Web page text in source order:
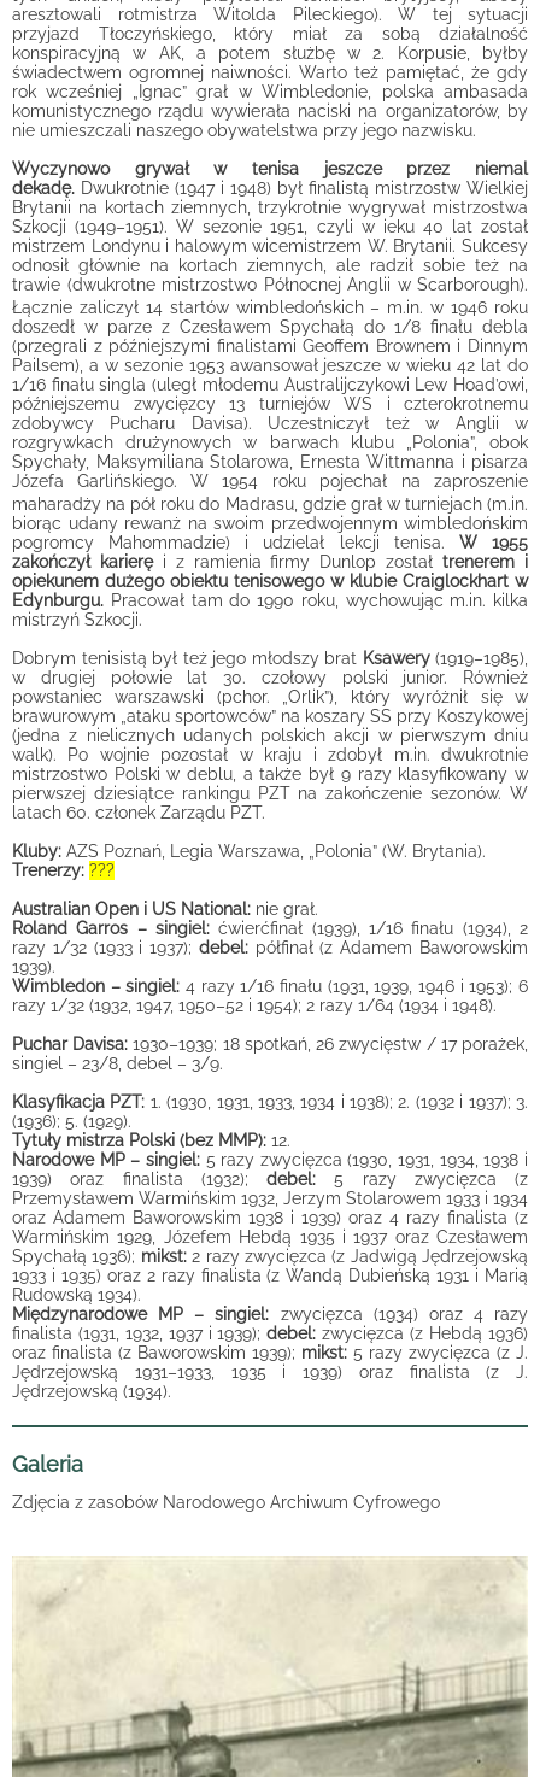
aresztowali rotmistrza Witolda Pileckiego). W tej sytuacji
przyjazd Tłoczyńskiego, który miał za sobą działalność
konspiracyjną w AK, a potem służbę w 2. Korpusie, byłby
świadectwem ogromnej naiwności. Warto też pamiętać, że gdy
rok wcześniej „Ignac” grał w Wimbledonie, polska ambasada
komunistycznego rządu wywierała naciski na organizatorów, by
nie umieszczali naszego obywatelstwa przy jego nazwisku.
Wyczynowo grywał
w tenisa jeszcze przez niemal
dekadę. Dwukrotnie (1947 i 1948) był finalistą mistrzostw Wielkiej
Brytanii na kortach ziemnych, trzykrotnie wygrywał mistrzostwa
Szkocji (1949–1951). W sezonie 1951, czyli w ieku 40 lat został
mistrzem Londynu i halowym wicemistrzem W. Brytanii. Sukcesy
odnosił głównie na kortach ziemnych, ale radził sobie też na
trawie (dwukrotne mistrzostwo Północnej Anglii w Scarborough).
Łącznie zaliczył 14 startów wimbledońskich – m.in. w 1946 roku
doszedł w parze z Czesławem Spychałą do 1/8 finału debla
(przegrali z późniejszymi finalistami Geoffem Brownem i Dinnym
Pailsem), a w sezonie 1953 awansował jeszcze w wieku 42 lat do
1/16 finału singla (uległ młodemu Australijczykowi Lew Hoad’owi,
późniejszemu zwycięzcy 13 turniejów WS i czterokrotnemu
zdobywcy Pucharu Davisa). Uczestniczył też w Anglii w
rozgrywkach drużynowych w barwach klubu „Polonia”, obok
Spychały, Maksymiliana Stolarowa, Ernesta Wittmanna i pisarza
Józefa Garlińskiego.
W 1954 roku pojechał na zaproszenie
maharadży na pół roku do Madrasu, gdzie grał w turniejach (m.in.
biorąc udany rewanż na swoim przedwojennym wimbledońskim
pogromcy Mahommadzie) i udzielał lekcji tenisa. W 1955
zakończył karieręi z ramienia firmy Dunlop zostałtrenerem i
opiekunem dużego obiektu tenisowego w klubie Craiglockhart w
Edynburgu. Pracował tam do 1990 roku, wychowując m.in. kilka
mistrzyń Szkocji.
Dobrym tenisistą był też jego młodszy brat Ksawery (1919–1985),
w drugiej połowie lat 30. czołowy polski junior. Również
powstaniec warszawski (pchor. „Orlik”), który wyróżnił się w
brawurowym „ataku sportowców” na koszary SS przy Koszykowej
(jedna z nielicznych udanych polskich akcji w pierwszym dniu
walk). Po wojnie pozostał w kraju i zdobył m.in. dwukrotnie
mistrzostwo Polski w deblu, a także był 9 razy klasyfikowany w
pierwszej dziesiątce rankingu PZT na zakończenie sezonów. W
latach 60. członek Zarządu PZT.
Kluby: AZS Poznań, Legia Warszawa, „Polonia” (W. Brytania).
Trenerzy: ???
Australian Open i US National: nie grał.
Roland Garros – singiel: ćwierćfinał (1939), 1/16 finału (1934), 2
razy 1/32 (1933 i 1937); debel: półfinał (z Adamem Baworowskim
1939).
Wimbledon – singiel: 4 razy 1/16 finału (1931, 1939, 1946 i 1953); 6
razy 1/32 (1932, 1947, 1950–52 i 1954); 2 razy 1/64 (1934 i 1948).
Puchar Davisa:1930–1939; 18 spotkań, 26 zwycięstw / 17 porażek,
singiel – 23/8, debel – 3/9.
Klasyfikacja PZT: 1. (1930, 1931, 1933, 1934 i 1938); 2. (1932 i 1937); 3.
(1936); 5. (1929).
Tytuły mistrza Polski (bez MMP): 12.
Narodowe MP – singiel:5 razy zwycięzca (1930, 1931, 1934, 1938 i
1939) oraz finalista (1932); debel: 5 razy zwycięzca (z
Przemysławem Warmińskim 1932, Jerzym Stolarowem 1933 i 1934
oraz Adamem Baworowskim 1938 i 1939) oraz 4 razy finalista (z
Warmińskim 1929, Józefem Hebdą 1935 i 1937 oraz Czesławem
Spychałą 1936); mikst:2 razy zwycięzca (z Jadwigą Jędrzejowską
1933 i 1935) oraz 2 razy finalista (z Wandą Dubieńską 1931 i Marią
Rudowską 1934).
Międzynarodowe MP – singiel: zwycięzca (1934) oraz 4 razy
finalista (1931, 1932, 1937 i 1939);debel:zwycięzca (z Hebdą 1936)
oraz finalista (z Baworowskim 1939); mikst: 5 razy zwycięzca (z J.
Jędrzejowską 1931–1933, 1935 i 1939) oraz finalista (z J.
Jędrzejowską (1934).
Galeria
Zdjęcia z zasobów Narodowego Archiwum Cyfrowego